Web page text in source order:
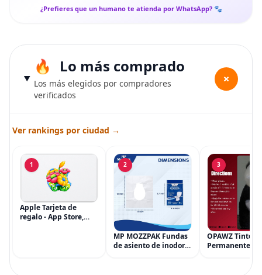
¿Prefieres que un humano te atienda por WhatsApp? 🐾
Lo más comprado
Los más elegidos por compradores
verificados
+
Ver rankings por ciudad →
1
Apple Tarjeta de
regalo - App Store,
2
MP MOZZPAK Fundas
de asiento de inodoro
3
OPAWZ Tinte
Permanente
Tinte para